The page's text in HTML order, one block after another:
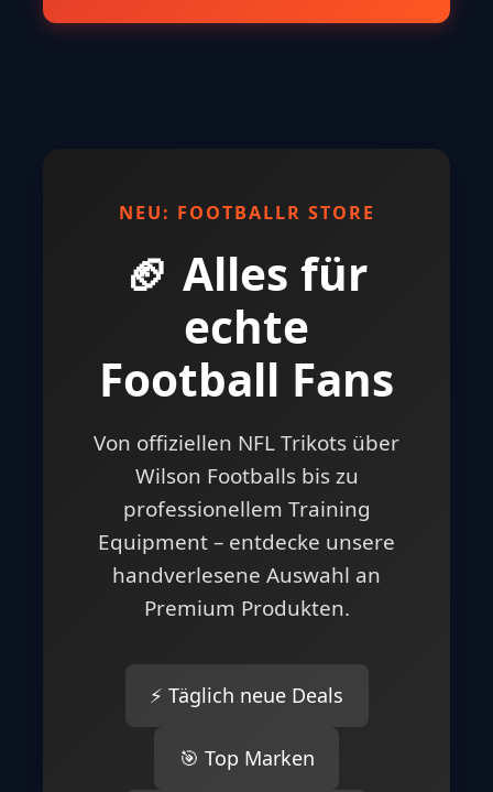
NEU: FOOTBALLR STORE
🏈 Alles für
echte
Football Fans
Von offiziellen NFL Trikots über
Wilson Footballs bis zu
professionellem Training
Equipment – entdecke unsere
handverlesene Auswahl an
Premium Produkten.
⚡ Täglich neue Deals
🎯 Top Marken